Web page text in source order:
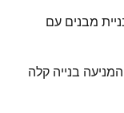
מבנים עם
בנייה קלה